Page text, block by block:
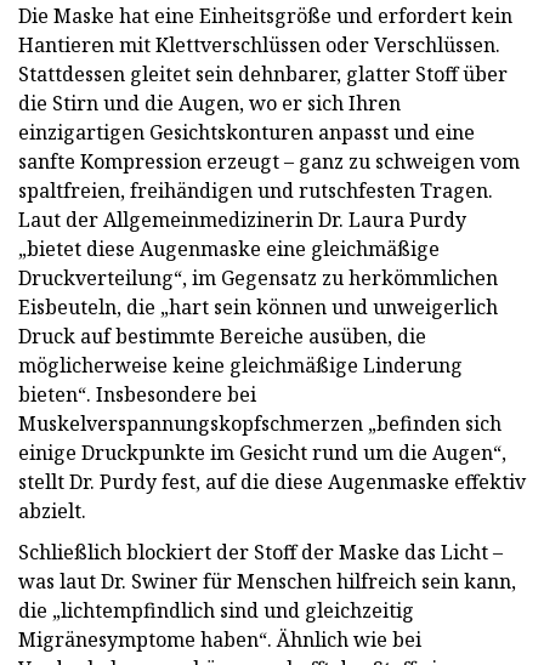
Die Maske hat eine Einheitsgröße und erfordert kein
Hantieren mit Klettverschlüssen oder Verschlüssen.
Stattdessen gleitet sein dehnbarer, glatter Stoff über
die Stirn und die Augen, wo er sich Ihren
einzigartigen Gesichtskonturen anpasst und eine
sanfte Kompression erzeugt – ganz zu schweigen vom
spaltfreien, freihändigen und rutschfesten Tragen.
Laut der Allgemeinmedizinerin Dr. Laura Purdy
„bietet diese Augenmaske eine gleichmäßige
Druckverteilung“, im Gegensatz zu herkömmlichen
Eisbeuteln, die „hart sein können und unweigerlich
Druck auf bestimmte Bereiche ausüben, die
möglicherweise keine gleichmäßige Linderung
bieten“. Insbesondere bei
Muskelverspannungskopfschmerzen „befinden sich
einige Druckpunkte im Gesicht rund um die Augen“,
stellt Dr. Purdy fest, auf die diese Augenmaske effektiv
abzielt.
Schließlich blockiert der Stoff der Maske das Licht –
was laut Dr. Swiner für Menschen hilfreich sein kann,
die „lichtempfindlich sind und gleichzeitig
Migränesymptome haben“. Ähnlich wie bei